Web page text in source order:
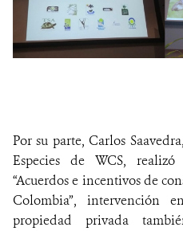
Por su parte, Carlos
Especies de WCS,
“Acuerdos e incentivos de
Colombia”, intervención
propiedad privada